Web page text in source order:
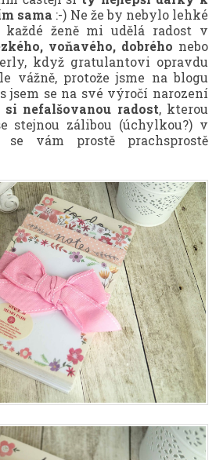
sama :-) Ne že by nebylo lehké
každé ženě mi udělá radost v
voňavého, dobrého nebo
když gratulantovi opravdu
vážně, protože jsme na blogu
jsem se na své výročí narození
si nefalšovanou radost, kterou
stejnou zálibou (úchylkou?) v
vám prostě prachsprostě